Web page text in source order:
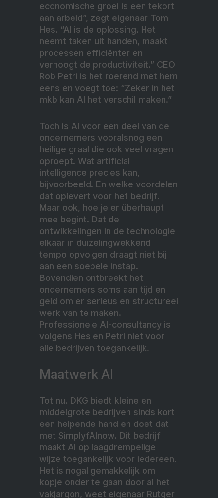
economische groei is een tekort
aan arbeid”, zegt eigenaar Tom
Hes. “AI is de oplossing. Het
neemt taken uit handen, maakt
processen efficiënter en
verhoogt de productiviteit.” CEO
Rob Petri is het roerend met hem
eens en voegt toe: “Zeker in het
mkb kan AI het verschil maken.”
Toch is AI voor een deel van de
ondernemers vooralsnog een
heilige graal die ook veel vragen
oproept. Wat artificial
intelligence precies kan,
bijvoorbeeld. En welke voordelen
dat oplevert voor het bedrijf.
Maar ook, hoe je er überhaupt
mee begint. Dat de
ontwikkelingen in de technologie
elkaar in duizelingwekkend
tempo opvolgen draagt niet bij
aan een soepele instap.
Bovendien ontbreekt het
ondernemers soms aan tijd en
geld om er serieus en structureel
werk van te maken.
Professionele AI-consultancy is
volgens Hes en Petri niet voor
alle bedrijven toegankelijk.
Maatwerk AI
Tot nu. DKG biedt kleine en
middelgrote bedrijven sinds kort
een helpende hand en doet dat
met SimplyfAInow. Dit bedrijf
maakt AI op laagdrempelige
wijze toegankelijk voor iedereen.
Het is nogal gemakkelijk om
kopje onder te gaan door al het
vakjargon, weet eigenaar Rutger